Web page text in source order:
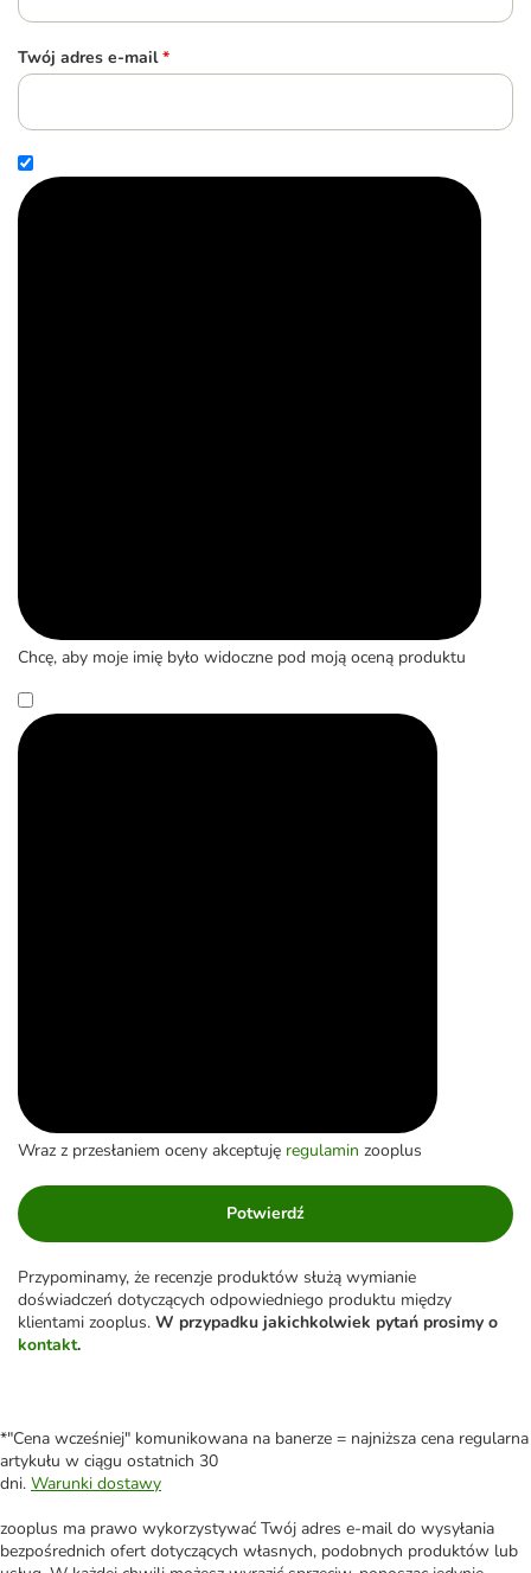
Twój adres e-mail *
Chcę, aby moje imię było widoczne pod moją oceną produktu
Wraz z przesłaniem oceny akceptuję regulamin zooplus
Potwierdź
Przypominamy, że recenzje produktów służą wymianie
doświadczeń dotyczących odpowiedniego produktu między
klientami zooplus. W przypadku jakichkolwiek pytań prosimy o
kontakt.
*"Cena wcześniej" komunikowana na banerze = najniższa cena regularna
artykułu w ciągu ostatnich 30
dni. Warunki dostawy
zooplus ma prawo wykorzystywać Twój adres e-mail do wysyłania
bezpośrednich ofert dotyczących własnych, podobnych produktów lub